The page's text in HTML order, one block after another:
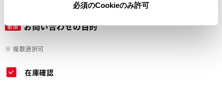
必須のCookieのみ許可
必須 お問い合わせの目的
※ 複数選択可
在庫確認